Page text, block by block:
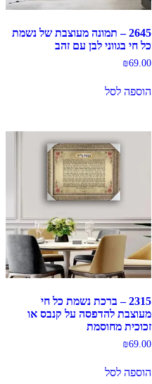
2645 – תמונה מעוצבת של נשמת
כל חי בגווני לבן עם זהב
₪69.00
הוספה לסל
2315 – ברכת נשמת כל חי
מעוצבת להדפסה על קנבס או
זכוכית מחוסמת
₪69.00
הוספה לסל